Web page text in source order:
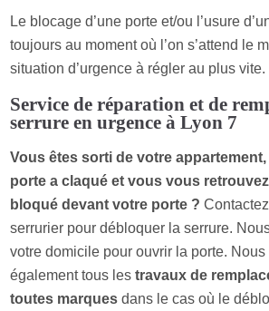
Le blocage d’une porte et/ou l’usure
toujours au moment où l’on s’attend le
situation d’urgence à régler au plus vite.
Service de réparation et de
serrure en urgence à Lyon 7
Vous êtes sorti de votre
porte a claqué et vous vous
bloqué devant votre porte ?
serrurier pour débloquer la serrure.
votre domicile pour ouvrir la porte.
également tous lestravaux de
toutes marques dans le cas où le